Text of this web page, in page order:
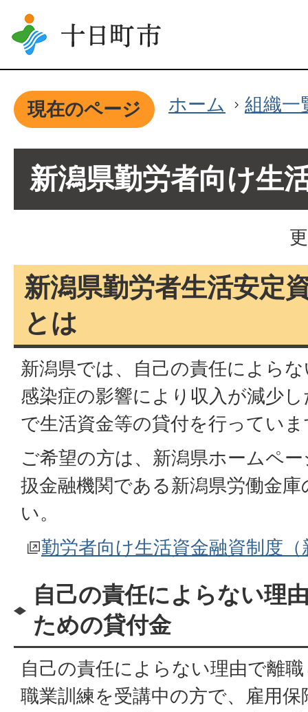
現在のページ ホーム 組織一
新潟県勤労者向け生
新潟県勤労者生活安定
とは
新潟県では、自己の責任によら
感染症の影響により収入が減少
で生活資金等の貸付を行ってい
ご希望の方は、新潟県ホームペ
扱金融機関である新潟県労働金
い。
勤労者向け生活資金融資制度
自己の責任によらない理
ための貸付金
自己の責任によらない理由で離
職業訓練を受講中の方で、雇用